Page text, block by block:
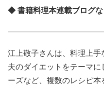
◆ 書籍料理本連載ブログ
江上敬子さんは、料理上手
夫のダイエットをテーマに
ーズなど、複数のレシピ本